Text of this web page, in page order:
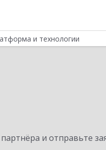
и технологии
и отправьте